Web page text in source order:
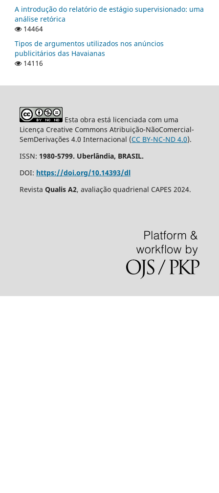
A introdução do relatório de estágio supervisionado: uma
análise retórica
14464
Tipos de argumentos utilizados nos anúncios
publicitários das Havaianas
14116
Esta obra está licenciada com uma
Licença Creative Commons Atribuição-NãoComercial-
SemDerivações 4.0 Internacional (CC BY-NC-ND 4.0).
ISSN: 1980-5799. Uberlândia, BRASIL.
DOI: https://doi.org/10.14393/dl
Revista Qualis A2, avaliação quadrienal CAPES 2024.